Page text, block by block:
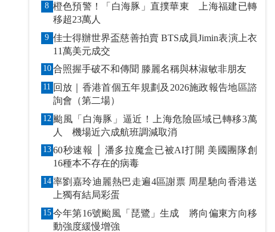
8 橙色預警！「白海豚」直撲華東 上海福建已轉
移超23萬人
9 佳士得辦世界盃慈善拍賣 BTS成員Jimin表演上衣
11萬美元成交
10 合照握手破不和傳聞 滕麗名稱與林淑敏非朋友
11 回放｜香港首個五年規劃及2026施政報告地區諮
詢會（第二場）
12 颱風「白海豚」逼近！上海危險區域已轉移3萬
人 機場近六成航班調減取消
13 60秒速報 │ 潘多拉魔盒已被AI打開 美國團隊創
16種本不存在的病毒
14 率劉嘉玲迪麗熱巴走遍4區謝票 周星馳向香港送
上獨有結局彩蛋
15 今年第16號颱風「琵鷺」生成 將向偏東方向移
動強度緩慢增強